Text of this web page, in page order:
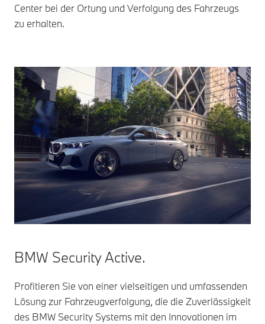
Center bei der Ortung und Verfolgung des Fahrzeugs
zu erhalten.
BMW Security Active.
Profitieren Sie von einer vielseitigen und umfassenden
Lösung zur Fahrzeugverfolgung, die die Zuverlässigkeit
des BMW Security Systems mit den Innovationen im